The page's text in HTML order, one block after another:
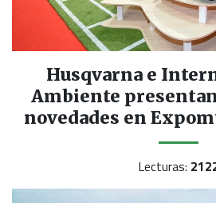
Husqvarna e
Ambiente
novedades en
Lecturas: